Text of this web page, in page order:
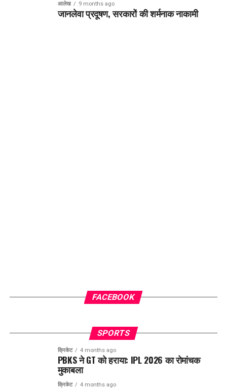
आलेख 9 months ago
जानलेवा प्रदूषण, सरकारों की शर्मनाक नाकामी
FACEBOOK
SPORTS
क्रिकेट 4 months ago
PBKS ने GT को हराया: IPL 2026 का रोमांचक
मुकाबला
क्रिकेट 4 months ago